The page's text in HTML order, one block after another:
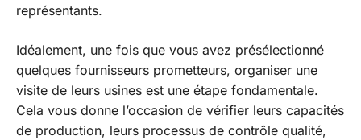
représentants.
Idéalement, une fois que vous avez présélectionné
quelques fournisseurs prometteurs, organiser une
visite de leurs usines est une étape fondamentale.
Cela vous donne l’occasion de vérifier leurs capacités
de production, leurs processus de contrôle qualité,